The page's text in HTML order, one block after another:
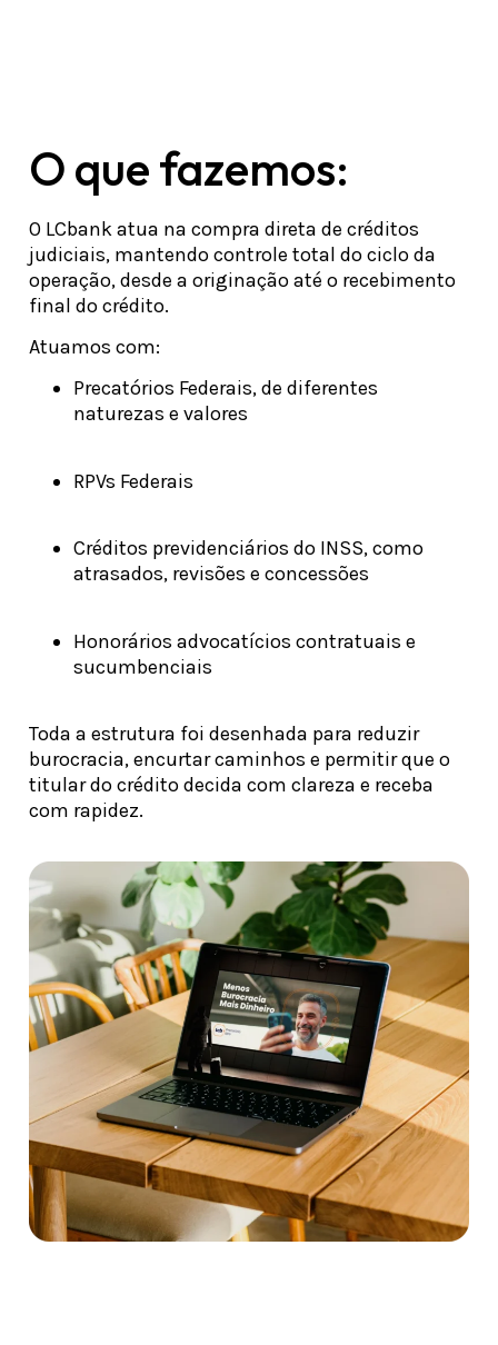
O que fazemos:
O LCbank atua na compra direta de créditos
judiciais, mantendo controle total do ciclo da
operação, desde a originação até o recebimento
final do crédito.
Atuamos com:
Precatórios Federais, de diferentes
naturezas e valores
RPVs Federais
Créditos previdenciários do INSS, como
atrasados, revisões e concessões
Honorários advocatícios contratuais e
sucumbenciais
Toda a estrutura foi desenhada para reduzir
burocracia, encurtar caminhos e permitir que o
titular do crédito decida com clareza e receba
com rapidez.